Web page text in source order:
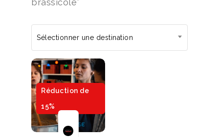
brassicole”
Sélectionner une destination
Réduction de
15%